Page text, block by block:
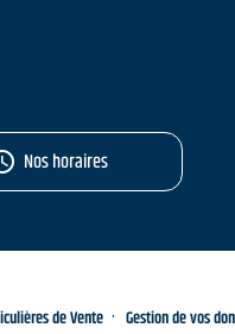
Nos horaires
de Vente Gestion de vos